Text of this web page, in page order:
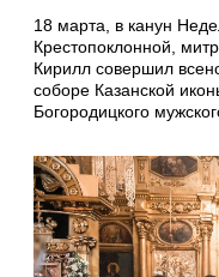
18 марта, в канун
Крестопоклонной,
Кирилл совершил
соборе Казанской
Богородицкого